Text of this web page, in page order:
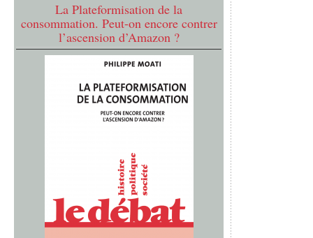
La Plateformisation de la
consommation. Peut-on encore contrer
l’ascension d’Amazon ?